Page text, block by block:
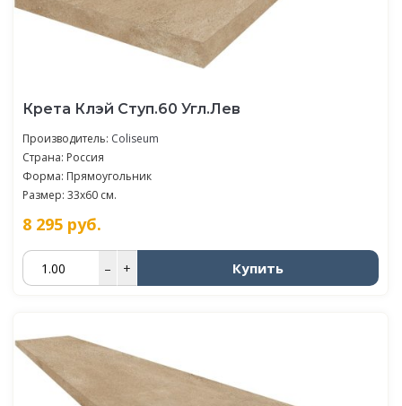
Крета Клэй Ступ.60 Угл.Лев
Производитель: Coliseum
Страна: Россия
Форма: Прямоугольник
Размер: 33x60 см.
8 295 руб.
– + Купить